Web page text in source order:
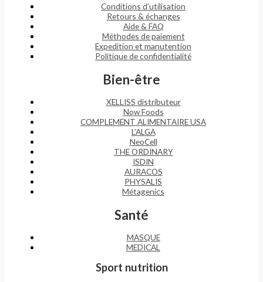
Conditions d’utilisation
Retours & échanges
Aide & FAQ
Méthodes de paiement
Expedition et manutention
Politique de confidentialité
Bien-être
XELLISS distributeur
Now Foods
COMPLEMENT ALIMENTAIRE USA
L’ALGA
NeoCell
THE ORDINARY
ISDIN
AURACOS
PHYSALIS
Métagenics
Santé
MASQUE
MEDICAL
Sport nutrition